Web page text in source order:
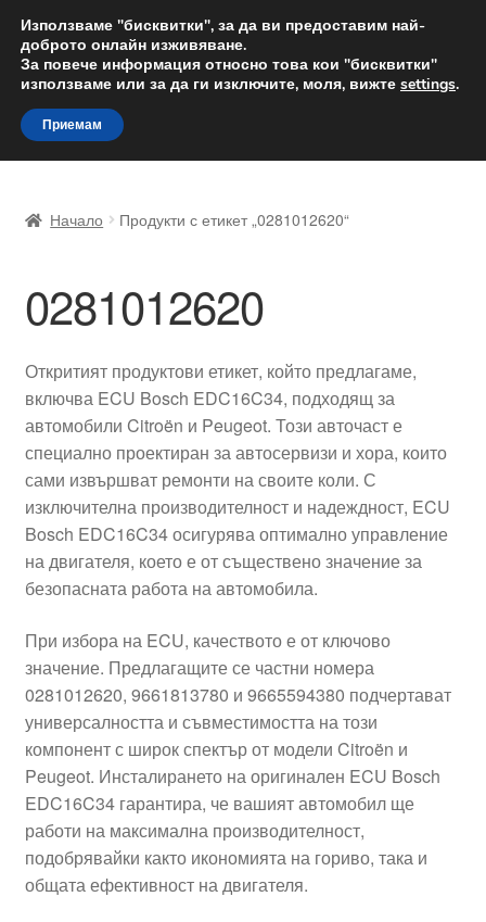
ДОСТАВКА от 12 лв.
Доставка по целия свят
Skip
to
navigation
Skip
to
content
Доставка по целия свят
Жалби
Количка
Контакт
Моята сметка
Плащанията
Политика за поверителност
Правила и условия
Процедура за рекламации
Разгледайте
Транспорт
Начало Продукти с етикет „0281012620“
0281012620
Откритият продуктови етикет, който предлагаме,
включва ECU Bosch EDC16C34, подходящ за
автомобили Citroën и Peugeot. Този авточаст е
специално проектиран за автосервизи и хора, които
сами извършват ремонти на своите коли. С
изключителна производителност и надеждност, ECU
Bosch EDC16C34 осигурява оптимално управление
на двигателя, което е от съществено значение за
безопасната работа на автомобила.
При избора на ECU, качеството е от ключово
значение. Предлагащите се частни номера
0281012620, 9661813780 и 9665594380 подчертават
универсалността и съвместимостта на този
компонент с широк спектър от модели Citroën и
Peugeot. Инсталирането на оригинален ECU Bosch
EDC16C34 гарантира, че вашият автомобил ще
работи на максимална производителност,
подобрявайки както икономията на гориво, така и
общата ефективност на двигателя.
Използваме "бисквитки", за да ви предоставим най-
доброто онлайн изживяване.
За повече информация относно това кои "бисквитки"
използваме или за да ги изключите, моля, вижте settings.
Приемам